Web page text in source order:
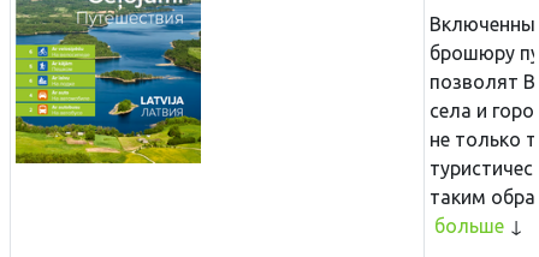
брошюру
позволят
села и
не только
таким
больше